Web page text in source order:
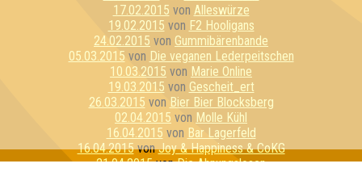
17.02.2015 von Alleswürze
19.02.2015 von F2 Hooligans
24.02.2015 von Gummibärenbande
05.03.2015 von Die veganen Lederpeitschen
10.03.2015 von Marie Online
19.03.2015 von Gescheit_ert
26.03.2015 von Bier Bier Blocksberg
02.04.2015 von Molle Kühl
16.04.2015 von Bar Lagerfeld
16.04.2015vonJoy & Happiness & CoKG
21.04.2015vonDie Ahnungslosen